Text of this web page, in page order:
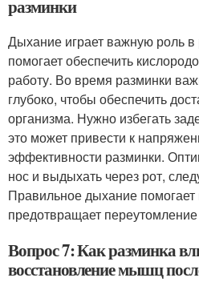
разминки
Дыхание играет важную роль в
помогает обеспечить
работу. Во время разминки
глубоко, чтобы обеспечить
организма. Нужно избегать
это может привести к
эффективности разминки.
нос и выдыхать через рот,
Правильное дыхание
предотвращает
Вопрос 7: Как разминка
восстановление мышц